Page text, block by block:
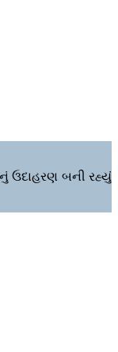
ઉદાહરણ બની રહ્યું